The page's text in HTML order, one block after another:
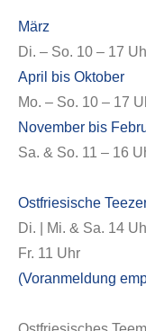
März
Di. – So. 10 – 17
April bis Oktober
Mo. – So. 10 – 17
November bis
Sa. & So. 11 – 16
Ostfriesische
Di. | Mi. & Sa. 14
Fr. 11 Uhr
(Voranmeldung